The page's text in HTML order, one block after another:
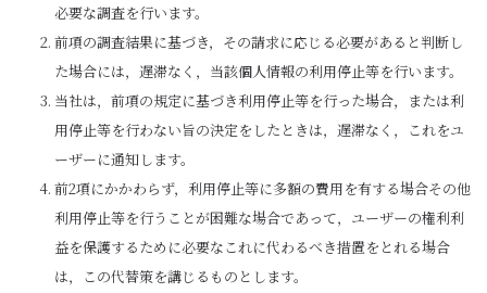
必要な調査を行います。
前項の調査結果に基づき，その請求に応じる必要があると判断し
た場合には，遅滞なく，当該個人情報の利用停止等を行います。
当社は，前項の規定に基づき利用停止等を行った場合，または利
用停止等を行わない旨の決定をしたときは，遅滞なく，これをユ
ーザーに通知します。
前2項にかかわらず，利用停止等に多額の費用を有する場合その他
利用停止等を行うことが困難な場合であって，ユーザーの権利利
益を保護するために必要なこれに代わるべき措置をとれる場合
は，この代替策を講じるものとします。